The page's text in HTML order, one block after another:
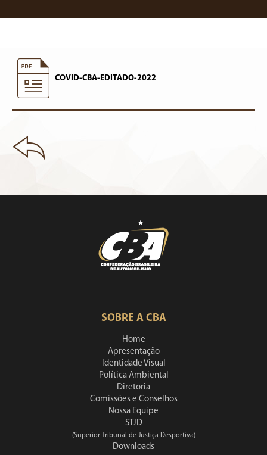
COVID-CBA-EDITADO-2022
SOBRE A CBA
Home
Apresentação
Identidade Visual
Política Ambiental
Diretoria
Comissões e Conselhos
Nossa Equipe
STJD
(Superior Tribunal de Justiça Desportiva)
Downloads